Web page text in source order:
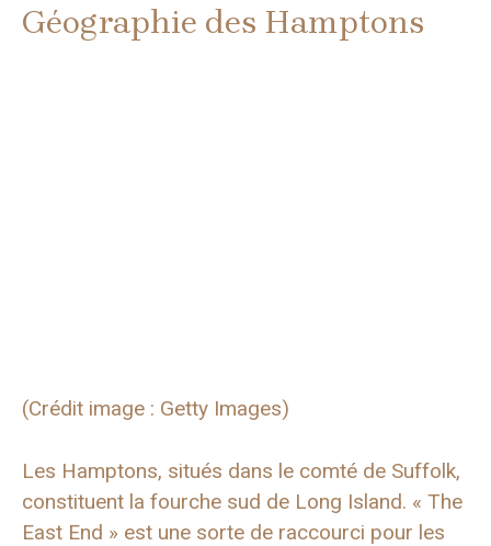
Géographie des Hamptons
(Crédit image : Getty Images)
Les Hamptons, situés dans le comté de Suffolk,
constituent la fourche sud de Long Island. « The
East End » est une sorte de raccourci pour les